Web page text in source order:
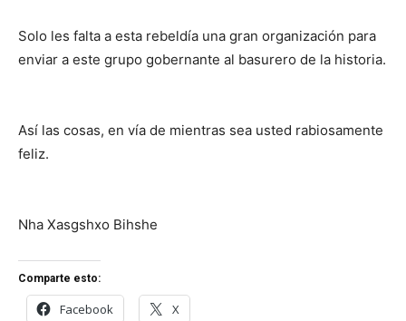
Solo les falta a esta rebeldía una gran organización para
enviar a este grupo gobernante al basurero de la historia.
Así las cosas, en vía de mientras sea usted rabiosamente
feliz.
Nha Xasgshxo Bihshe
Comparte esto:
Facebook X